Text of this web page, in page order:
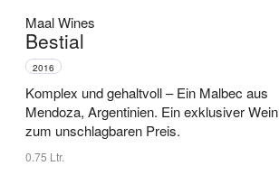
Maal Wines
Bestial
2016
Komplex und gehaltvoll –Ein Malbec aus
Mendoza, Argentinien. Ein exklusiver Wein
zum unschlagbaren Preis.
0.75 Ltr.